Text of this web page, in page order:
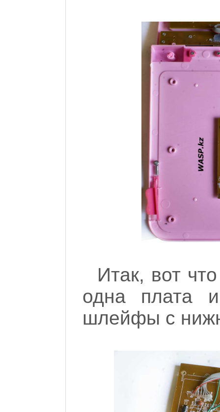
Итак, вот
одна плата
шлейфы с